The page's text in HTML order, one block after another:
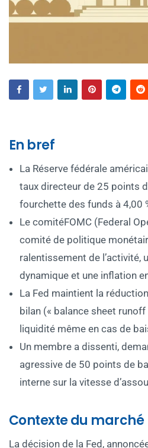
En bref
La Réserve fédérale
taux directeur de 25 points
fourchette des funds à 4,00
Le comitéFOMC (Federal
comité de politique
ralentissement de l’activité,
dynamique et une inflation
La Fed maintient la
bilan (« balance sheet
liquidité même en cas de
Un membre a dissenti,
agressive de 50 points de
interne sur la vitesse
Contexte du marché
La décision de la Fed,